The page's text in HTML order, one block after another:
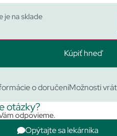
je na sklade
Kúpiť hneď
o doručeníMožnosti
otázky?
odpovieme.
Opýtajte sa lekárnika